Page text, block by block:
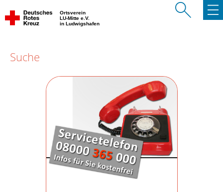
Ortsverein
LU-Mitte e.V.
in Ludwigshafen
Suche